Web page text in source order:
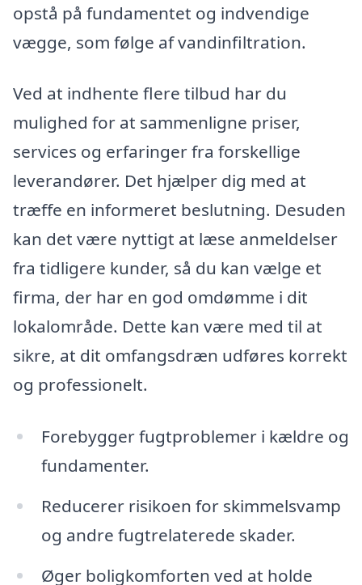
opstå på fundamentet og indvendige
vægge, som følge af vandinfiltration.
Ved at indhente flere tilbud har du
mulighed for at sammenligne priser,
services og erfaringer fra forskellige
leverandører. Det hjælper dig med at
træffe en informeret beslutning. Desuden
kan det være nyttigt at læse anmeldelser
fra tidligere kunder, så du kan vælge et
firma, der har en god omdømme i dit
lokalområde. Dette kan være med til at
sikre, at dit omfangsdræn udføres korrekt
og professionelt.
Forebygger fugtproblemer i kældre og
fundamenter.
Reducerer risikoen for skimmelsvamp
og andre fugtrelaterede skader.
Øger boligkomforten ved at holde